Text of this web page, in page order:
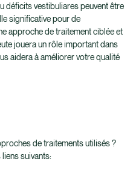
déficits vestibuliares peuvent être
significative pour de
approche de traitement ciblée et
jouera un rôle important dans
aidera à améliorer votre qualité
de traitements utilisés ?
suivants: